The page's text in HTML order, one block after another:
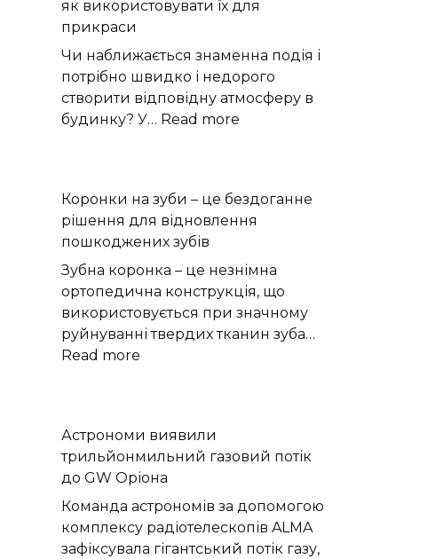
Кам’янця:
встановлюватиме
комісія
як використовувати їх для
прикраси
Чи наближається знаменна подія і
потрібно швидко і недорого
створити відповідну атмосферу в
будинку? У… Read more
для
прикраси
Коронки на зуби – це бездоганне
рішення для відновлення
пошкоджених зубів
Зубна коронка – це незнімна
ортопедична конструкція, що
використовується при значному
руйнуванні твердих тканин зуба…
Read more
–
це
бездоганне
рішення
для
відновлення
Астрономи виявили
трильйонмильний газовий потік
до GW Оріона
Команда астрономів за допомогою
комплексу радіотелескопів ALMA
зафіксувала гігантський потік газу,